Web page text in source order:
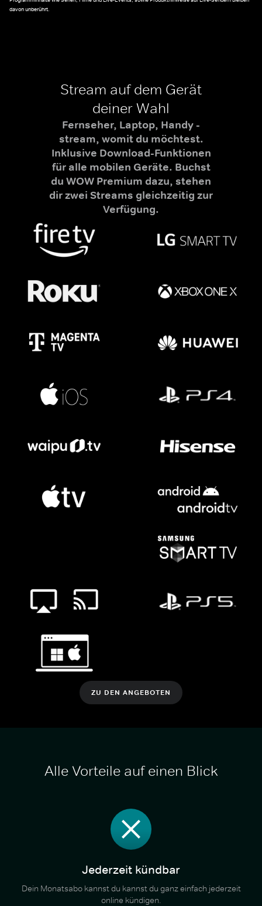
davon unberührt.
Stream auf dem Gerät
deiner Wahl
Fernseher, Laptop, Handy -
stream, womit du möchtest.
Inklusive Download-Funktionen
für alle mobilen Geräte. Buchst
du WOW Premium dazu, stehen
dir zwei Streams gleichzeitig zur
Verfügung.
ZU DEN ANGEBOTEN
Alle Vorteile auf einen Blick
Jederzeit kündbar
Dein Monatsabo kannst du kannst du ganz einfach jederzeit
online kündigen.